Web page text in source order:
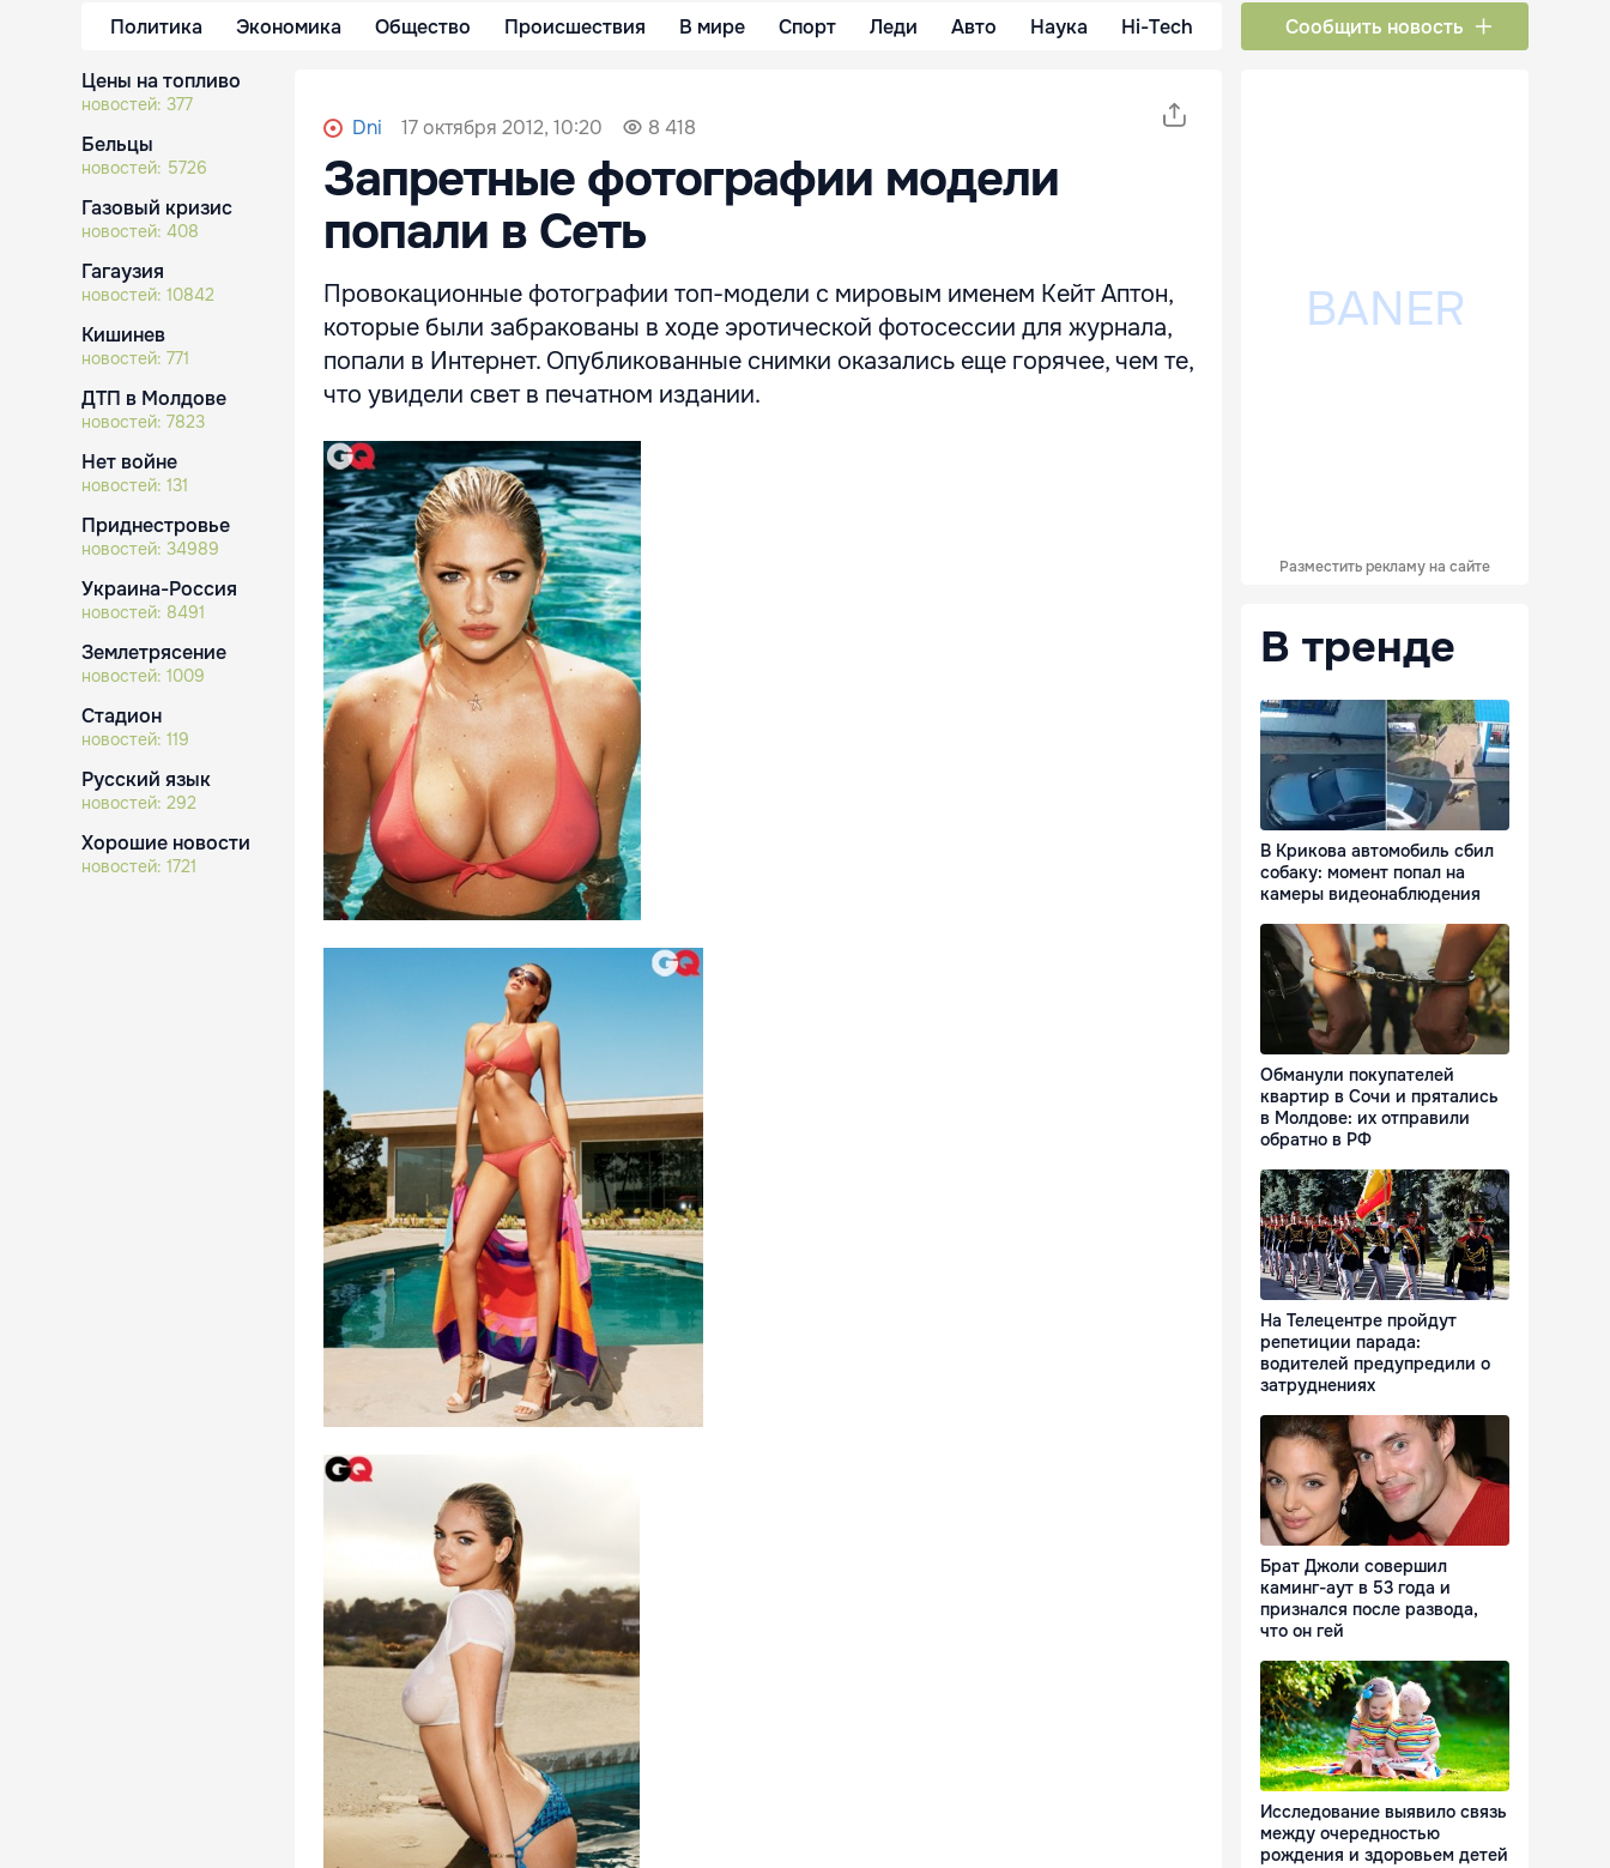
Политика Экономика Общество Происшествия В мире Спорт Леди Авто Наука Hi-Tech Сообщить новость
Цены на топливо
новостей: 377
Бельцы
новостей: 5726
Газовый кризис
новостей: 408
Гагаузия
новостей: 10842
Кишинев
новостей: 771
ДТП в Молдове
новостей: 7823
Нет войне
новостей: 131
Приднестровье
новостей: 34989
Украина-Россия
новостей: 8491
Землетрясение
новостей: 1009
Стадион
новостей: 119
Русский язык
новостей: 292
Хорошие новости
новостей: 1721
Dni 17 октября 2012, 10:20 8 418
Запретные фотографии модели
попали в Сеть
Провокационные фотографии топ-модели с мировым именем Кейт Аптон,
которые были забракованы в ходе эротической фотосессии для журнала,
попали в Интернет. Опубликованные снимки оказались еще горячее, чем те,
что увидели свет в печатном издании.
Разместить рекламу на сайте
В тренде
В Крикова автомобиль сбил
собаку: момент попал на
камеры видеонаблюдения
Обманули покупателей
квартир в Сочи и прятались
в Молдове: их отправили
обратно в РФ
На Телецентре пройдут
репетиции парада:
водителей предупредили о
затруднениях
Брат Джоли совершил
каминг-аут в 53 года и
признался после развода,
что он гей
Исследование выявило связь
между очередностью
рождения и здоровьем детей